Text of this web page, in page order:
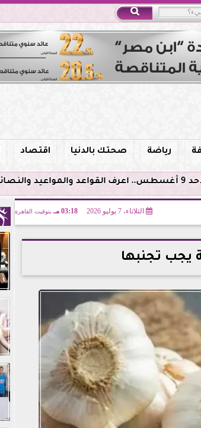
رياضة صحتك بالدنيا اقتصاد
الثلاثاء، 7 يوليو 2026 03:18 مـ بتوقيت القاهرة
يجب تجنبها